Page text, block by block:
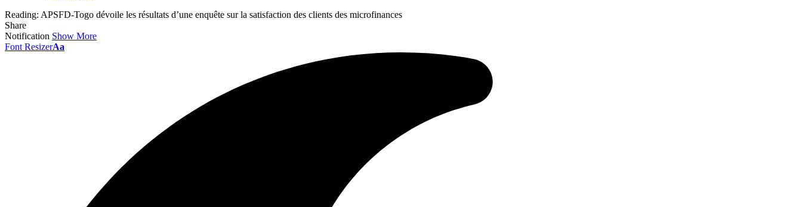
Reading: APSFD-Togo dévoile les résultats d’une enquête sur la satisfaction des clients des microfinances
Share
Notification Show More
Font ResizerAa